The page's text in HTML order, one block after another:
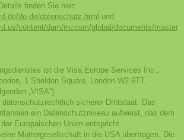
finden Sie hier:
de-de/datenschutz.html und
content/dam/mccom/global/documents/
ist die Visa Europe Services Inc.,
1 Sheldon Square, London W2 6TT,
„VISA“).
sicherer Drittstaat. Das
ein Datenschutzniveau aufweist, das dem
Europäischen Union entspricht.
Muttergesellschaft in die USA übertragen. Die